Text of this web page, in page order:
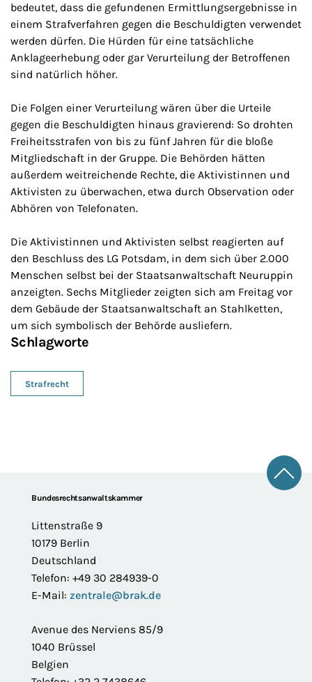
bedeutet, dass die gefundenen Ermittlungsergebnisse in
einem Strafverfahren gegen die Beschuldigten verwendet
werden dürfen. Die Hürden für eine tatsächliche
Anklageerhebung oder gar Verurteilung der Betroffenen
sind natürlich höher.
Die Folgen einer Verurteilung wären über die Urteile
gegen die Beschuldigten hinaus gravierend: So drohten
Freiheitsstrafen von bis zu fünf Jahren für die bloße
Mitgliedschaft in der Gruppe. Die Behörden hätten
außerdem weitreichende Rechte, die Aktivistinnen und
Aktivisten zu überwachen, etwa durch Observation oder
Abhören von Telefonaten.
Die Aktivistinnen und Aktivisten selbst reagierten auf
den Beschluss des LG Potsdam, in dem sich über 2.000
Menschen selbst bei der Staatsanwaltschaft Neuruppin
anzeigten. Sechs Mitglieder zeigten sich am Freitag vor
dem Gebäude der Staatsanwaltschaft an Stahlketten,
um sich symbolisch der Behörde ausliefern.
Schlagworte
Strafrecht
FooterBundesrechtsanwaltskammer
Littenstraße 9
10179 Berlin
Deutschland
Telefon: +49 30 284939-0
E-Mail: zentrale@brak.de
Avenue des Nerviens 85/9
1040 Brüssel
Belgien